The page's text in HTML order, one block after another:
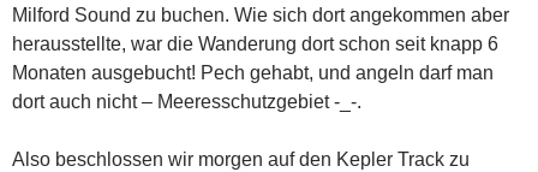
Milford Sound zu buchen. Wie sich dort angekommen aber
herausstellte, war die Wanderung dort schon seit knapp 6
Monaten ausgebucht! Pech gehabt, und angeln darf man
dort auch nicht – Meeresschutzgebiet -_-.
Also beschlossen wir morgen auf den Kepler Track zu